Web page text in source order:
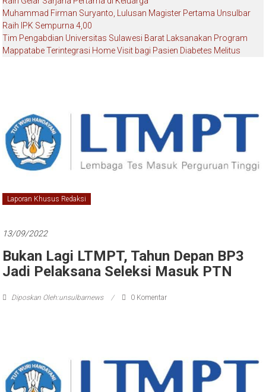
Muhammad Firman Suryanto, Lulusan Magister Pertama Unsulbar
Raih IPK Sempurna 4,00
Tim Pengabdian Universitas Sulawesi Barat Laksanakan Program
Mappatabe Terintegrasi Home Visit bagi Pasien Diabetes Melitus
Laporan Khusus Redaksi
13/09/2022
Bukan Lagi LTMPT, Tahun Depan BP3
Jadi Pelaksana Seleksi Masuk PTN
Diposkan Oleh:unsulbarnews 0 Komentar